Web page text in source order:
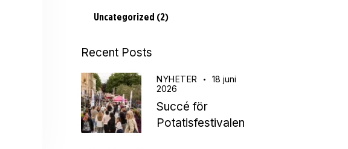
Uncategorized (2)
Recent Posts
NYHETER
18 juni
2026
Succé för
Potatisfestivalen